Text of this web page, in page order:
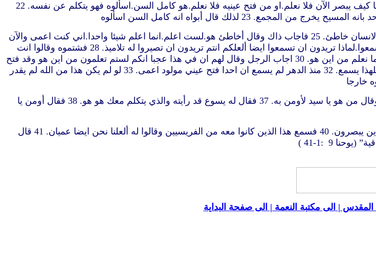
اعمى.فكيف يبصر الآن. 20 اجابهم ابواه وقالا نعلم ان هذا ابننا وانه ولد اعمى. 21 واما كيف يبصر الآن فلا نعلم.او من فتح عينيه فلا نعلم.هو كامل السن.اسألوه فهو يتكلم عن نفسه. 22
23 لذلك قال أبواه انه كامل السن اسألوه
24 فدعوا ثانية الانسان الذي كان اعمى وقالوا له اعطي مجدا لله.نحن نعلم ان هذا الانسان خاطئ. 25 فاجاب ذاك وقال أخاطئ هو.لست اعلم.انما اعلم شيئا واحدا.اني كنت اعمى والآن
ابصر. 26 فقالوا له ايضا ماذا صنع بك.كيف فتح عينيك. 27 اجابهم قد قلت لكم ولم تسمعوا.لماذا تريدون ان تسمعوا ايضا ألعلكم انتم تريدون ان تصيروا له تلاميذ. 28 فشتموه وقالوا انت
تلميذ ذاك.واما نحن فاننا تلاميذ موسى. 29 نحن نعلم ان موسى كلمه الله.واما هذا فما نعلم من اين هو. 30 اجاب الرجل وقال لهم ان في هذا عجبا انكم لستم تعلمون من اين هو وقد فتح
عينيّ. 31 ونعلم ان الله لا يسمع للخطاة.ولكن ان كان احد يتقي الله ويفعل مشيئته فلهذا يسمع. 32 منذ الدهر لم يسمع ان احدا فتح عيني مولود اعمى. 33 لو لم يكن هذا من الله لم يقدر
35 فسمع يسوع انهم اخرجوه خارجا فوجده وقال له أتؤمن بابن الله. 36 اجاب ذاك وقال من هو يا سيد لأومن به. 37 فقال له يسوع قد رأيته والذي يتكلم معك هو هو. 38 فقال أومن يا
39 فقال يسوع لدينونة أتيت انا الى هذا العالم حتى يبصر الذين لا يبصرون ويعمى الذين يبصرون. 40 فسمع هذا الذين كانوا معه من الفريسيين وقالوا له ألعلنا نحن ايضا عميان. 41 قال
(يوحنا 9
:1-41 )
المقدس | الى مكتبة النعمة | الى صفحة البداية